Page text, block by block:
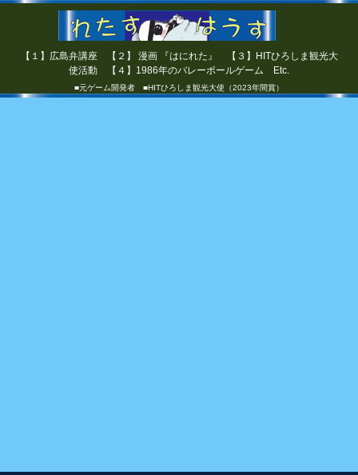
【１】広島弁講座 【２】 漫画 『はにれた』 【３】HITひろしま観光大
使活動 【４】1986年のバレーボールゲーム Etc.
■元ゲーム開発者 ■HITひろしま観光大使（2023年間賞）